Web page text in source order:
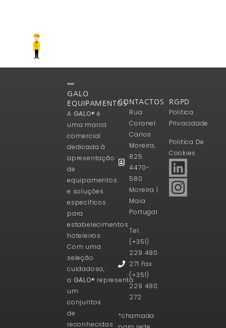
GALO
EQUIPAMENTOS
A GALO® é
uma marca
comercial
dedicada à
apresentação
de
equipamentos
e soluções
específicos
para
estabelecimentos
hoteleiros.
Com uma
seleção
cuidadosa,
a GALO® representa
um
conjuntos
de
reconhecidas
CONTACTOS
Rua
Coronel
Carlos
Moreira,
825
4470-
580
Moreira |
Maia
Portugal
Tel.
(+351)
229 480
271 Fax.
(+351)
229 480
272
*chamada
RGPD
Politica
Privacidade
Politica De
Cookies